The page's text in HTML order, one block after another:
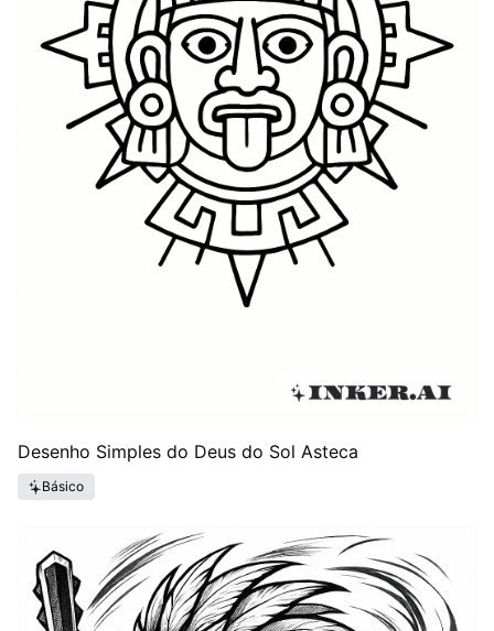
Desenho Simples do Deus do Sol Asteca
Básico